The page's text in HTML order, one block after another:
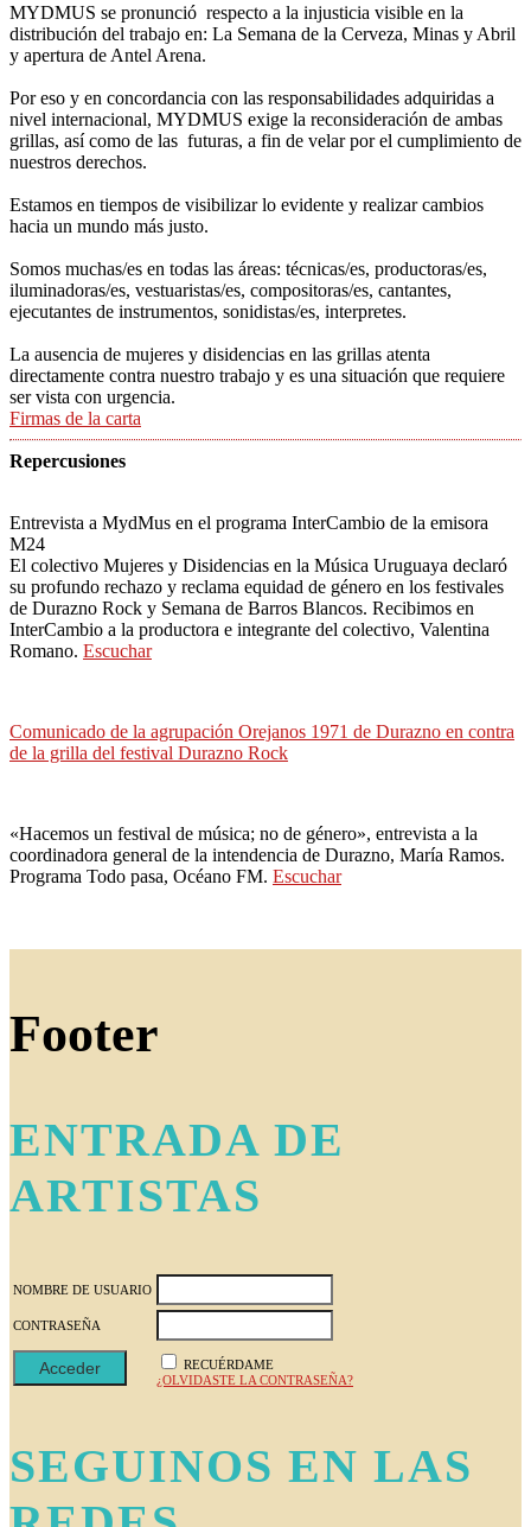
MYDMUS se pronunció respecto a la injusticia visible en la
distribución del trabajo en: La Semana de la Cerveza, Minas y Abril
y apertura de Antel Arena.
Por eso y en concordancia con las responsabilidades adquiridas a
nivel internacional, MYDMUS exige la reconsideración de ambas
grillas, así como de las futuras, a fin de velar por el cumplimiento de
nuestros derechos.
Estamos en tiempos de visibilizar lo evidente y realizar cambios
hacia un mundo más justo.
Somos muchas/es en todas las áreas: técnicas/es, productoras/es,
iluminadoras/es, vestuaristas/es, compositoras/es, cantantes,
ejecutantes de instrumentos, sonidistas/es, interpretes.
La ausencia de mujeres y disidencias en las grillas atenta
directamente contra nuestro trabajo y es una situación que requiere
ser vista con urgencia.
Firmas de la carta
Repercusiones
Entrevista a MydMus en el programa InterCambio de la emisora
M24
El colectivo Mujeres y Disidencias en la Música Uruguaya declaró
su profundo rechazo y reclama equidad de género en los festivales
de Durazno Rock y Semana de Barros Blancos. Recibimos en
InterCambio a la productora e integrante del colectivo, Valentina
Romano. Escuchar
Comunicado de la agrupación Orejanos 1971 de Durazno en contra
de la grilla del festival Durazno Rock
«Hacemos un festival de música; no de género», entrevista a la
coordinadora general de la intendencia de Durazno, María Ramos.
Programa Todo pasa, Océano FM. Escuchar
Footer
ENTRADA DE
ARTISTAS
NOMBRE DE USUARIO
CONTRASEÑA
RECUÉRDAME
¿OLVIDASTE LA CONTRASEÑA?
SEGUINOS EN LAS